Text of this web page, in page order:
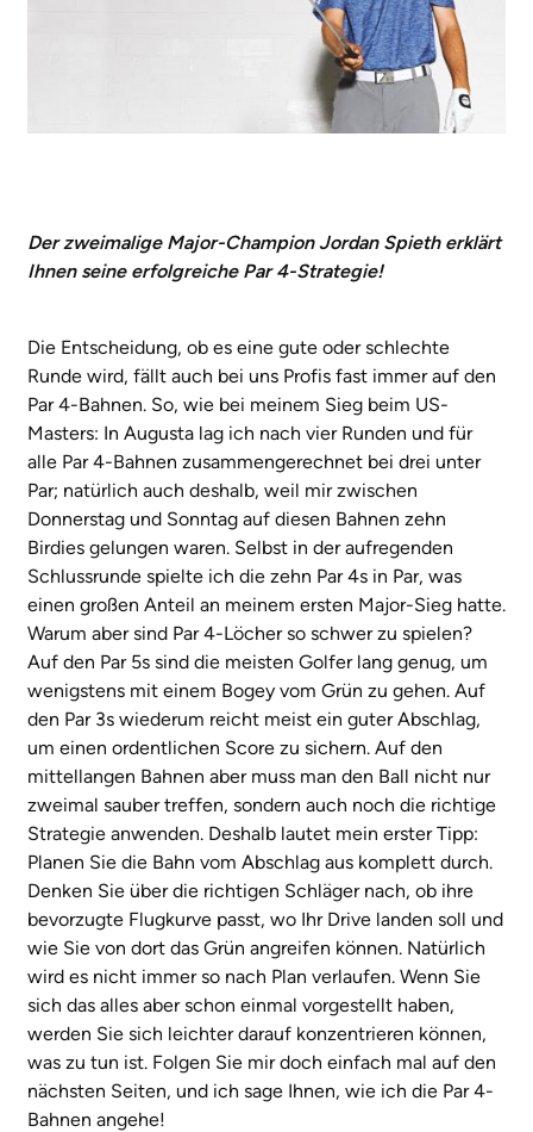
Der zweimalige Major-ChampionJordan Spietherklärt
Ihnen seine erfolgreiche Par 4-Strategie!
Die Entscheidung, ob es eine gute oder schlechte
Runde wird, fällt auch bei uns Profis fast immer auf den
Par 4-Bahnen. So, wie bei meinem Sieg beim US-
Masters: In Augusta lag ich nach vier Runden und für
alle Par 4-Bahnen zusammengerechnet bei drei unter
Par; natürlich auch deshalb, weil mir zwischen
Donnerstag und Sonntag auf diesen Bahnen zehn
Birdies gelungen waren. Selbst in der aufregenden
Schlussrunde spielte ich die zehn Par 4s in Par, was
einen großen Anteil an meinem ersten Major-Sieg hatte.
Warum aber sind Par 4-Löcher so schwer zu spielen?
Auf den Par 5s sind die meisten Golfer lang genug, um
wenigstens mit einem Bogey vom Grün zu gehen. Auf
den Par 3s wiederum reicht meist ein guter Abschlag,
um einen ordentlichen Score zu sichern. Auf den
mittellangen Bahnen aber muss man den Ball nicht nur
zweimal sauber treffen, sondern auch noch die richtige
Strategie anwenden. Deshalb lautet mein erster Tipp:
Planen Sie die Bahn vom Abschlag aus komplett durch.
Denken Sie über die richtigen Schläger nach, ob ihre
bevorzugte Flugkurve passt, wo Ihr Drive landen soll und
wie Sie von dort das Grün angreifen können. Natürlich
wird es nicht immer so nach Plan verlaufen. Wenn Sie
sich das alles aber schon einmal vorgestellt haben,
werden Sie sich leichter darauf konzentrieren können,
was zu tun ist. Folgen Sie mir doch einfach mal auf den
nächsten Seiten, und ich sage Ihnen, wie ich die Par 4-
Bahnen angehe!